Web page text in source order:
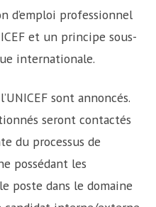
d’emploi professionnel
et un principe sous-
internationale.
sont annoncés.
seront contactés
du processus de
possédant les
poste dans le domaine